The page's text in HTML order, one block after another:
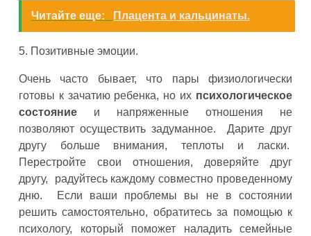
Читайте еще: Плацента и кальцинаты.
5. Позитивные эмоции.
Очень часто бывает, что пары физиологически
готовы к зачатию ребенка, но их психологическое
состояние и напряженные отношения не
позволяют осуществить задуманное. Дарите друг
другу больше внимания, теплоты и ласки.
Перестройте свои отношения, доверяйте друг
другу, радуйтесь каждому совместно проведенному
дню. Если ваши проблемы вы не в состоянии
решить самостоятельно, обратитесь за помощью к
психологу, который поможет наладить семейные